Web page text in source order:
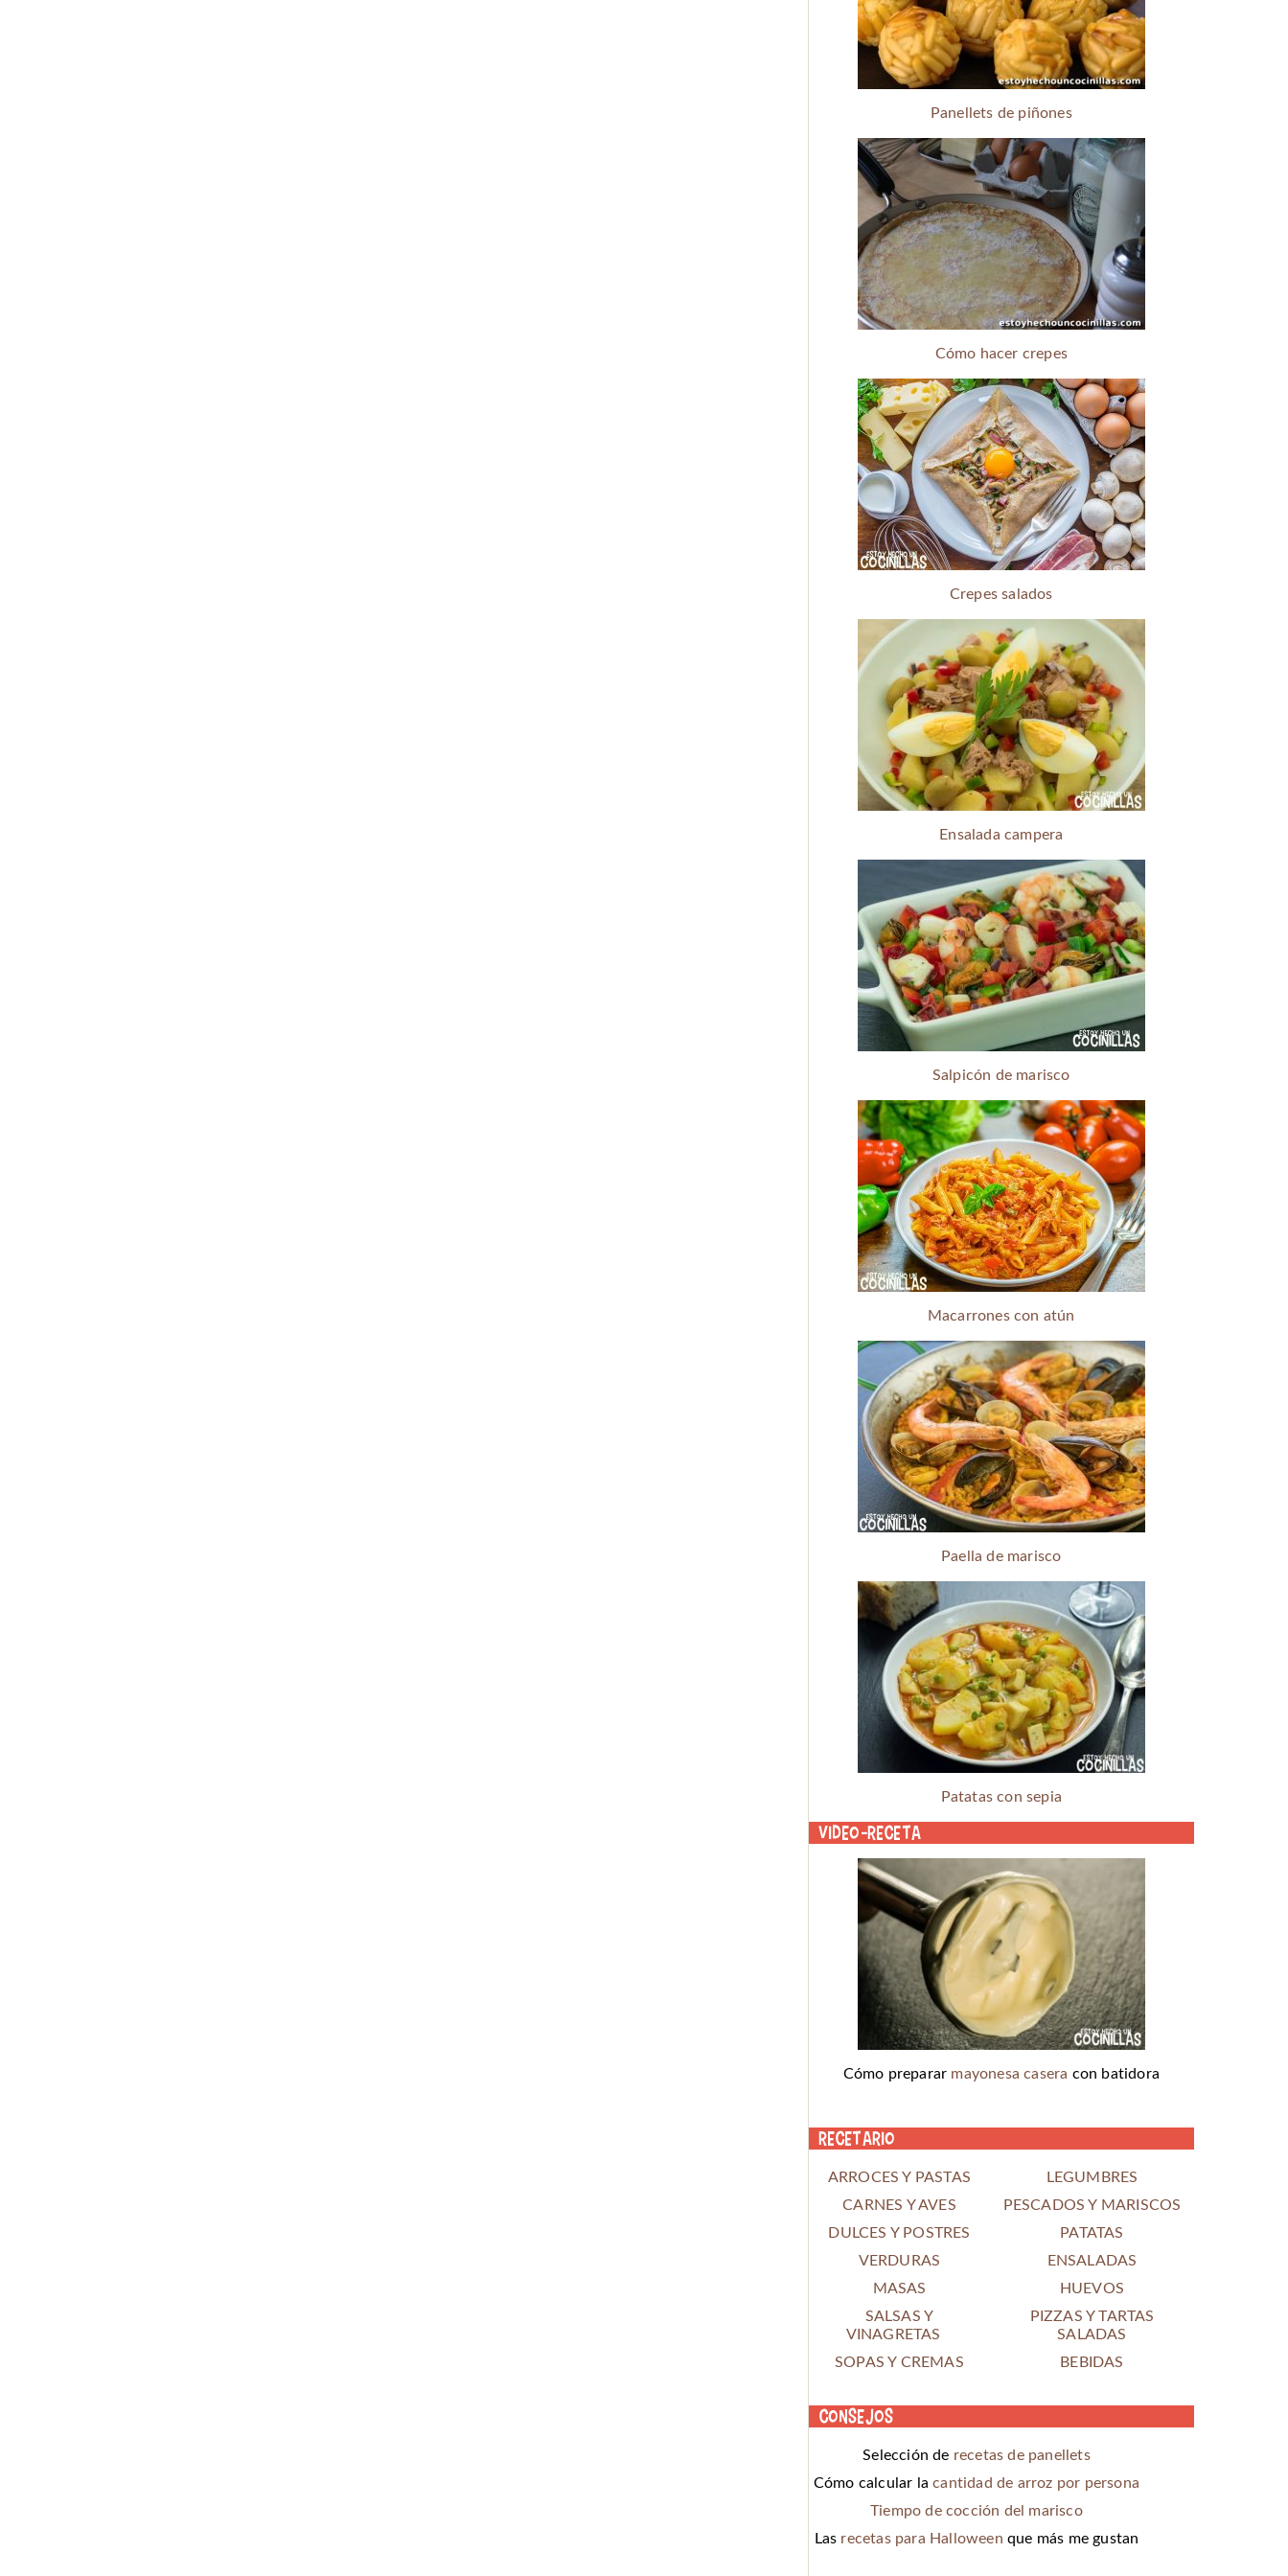
Panellets de piñones
Cómo hacer crepes
Crepes salados
Ensalada campera
Salpicón de marisco
Macarrones con atún
Paella de marisco
Patatas con sepia
Video-receta
Cómo preparar mayonesa casera con batidora
Recetario
ARROCES Y PASTAS
LEGUMBRES
CARNES Y AVES
PESCADOS Y MARISCOS
DULCES Y POSTRES
PATATAS
VERDURAS
ENSALADAS
MASAS
HUEVOS
SALSAS Y
VINAGRETAS
PIZZAS Y TARTAS
SALADAS
SOPAS Y CREMAS
BEBIDAS
Consejos
Selección de recetas de panellets
Cómo calcular lacantidad de arroz por persona
Tiempo de cocción del marisco
Las recetas para Halloween que más me gustan